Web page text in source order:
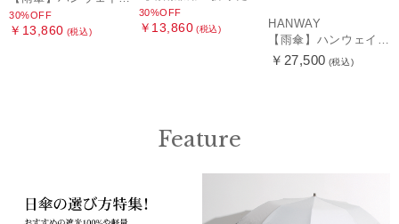
30%OFF
￥13,860 (税込)
30%OFF
￥13,860 (税込)
HANWAY
￥27,500 (税込)
Feature